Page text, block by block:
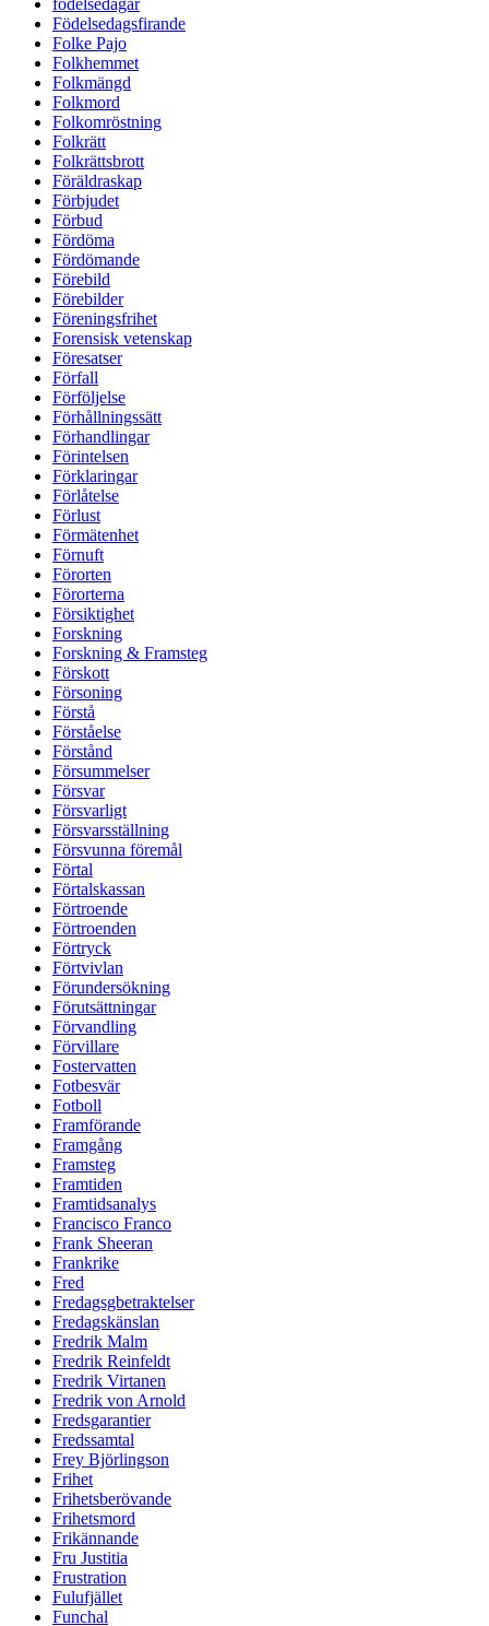
Födelsedagsfirande
Folke Pajo
Folkhemmet
Folkmängd
Folkmord
Folkomröstning
Folkrätt
Folkrättsbrott
Föräldraskap
Förbjudet
Förbud
Fördöma
Fördömande
Förebild
Förebilder
Föreningsfrihet
Forensisk vetenskap
Föresatser
Förfall
Förföljelse
Förhållningssätt
Förhandlingar
Förintelsen
Förklaringar
Förlåtelse
Förlust
Förmätenhet
Förnuft
Förorten
Förorterna
Försiktighet
Forskning
Forskning & Framsteg
Förskott
Försoning
Förstå
Förståelse
Förstånd
Försummelser
Försvar
Försvarligt
Försvarsställning
Försvunna föremål
Förtal
Förtalskassan
Förtroende
Förtroenden
Förtryck
Förtvivlan
Förundersökning
Förutsättningar
Förvandling
Förvillare
Fostervatten
Fotbesvär
Fotboll
Framförande
Framgång
Framsteg
Framtiden
Framtidsanalys
Francisco Franco
Frank Sheeran
Frankrike
Fred
Fredagsgbetraktelser
Fredagskänslan
Fredrik Malm
Fredrik Reinfeldt
Fredrik Virtanen
Fredrik von Arnold
Fredsgarantier
Fredssamtal
Frey Björlingson
Frihet
Frihetsberövande
Frihetsmord
Frikännande
Fru Justitia
Frustration
Fulufjället
Funchal